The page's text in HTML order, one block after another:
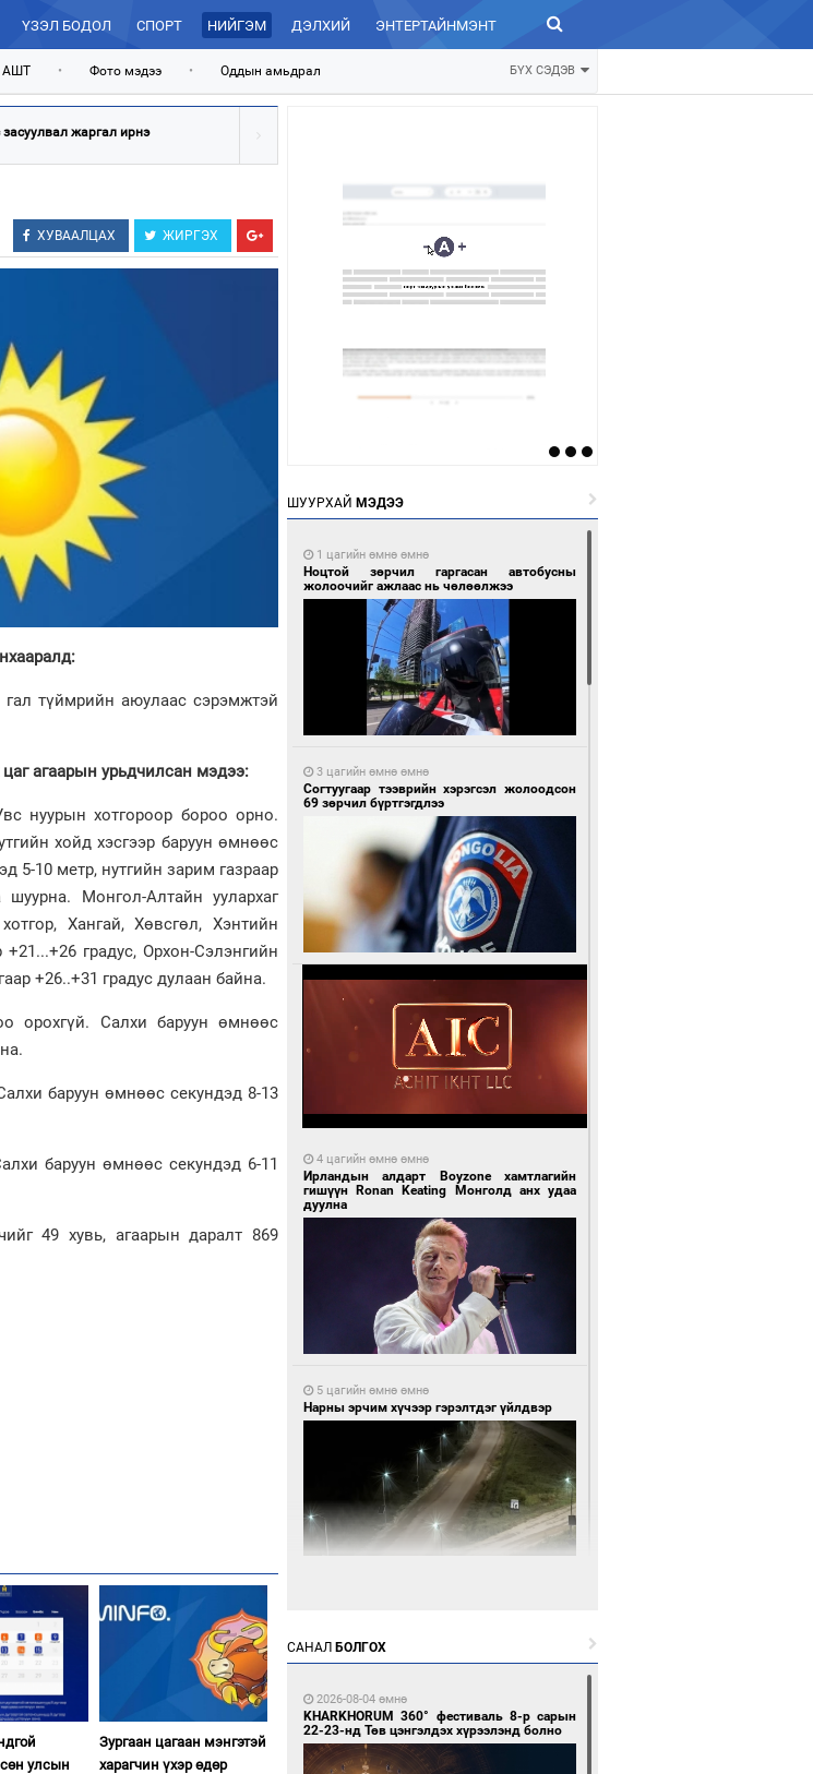
ҮЗЭЛ БОДОЛ СПОРТ НИЙГЭМ ДЭЛХИЙ ЭНТЕРТАЙНМЭНТ ЗУРХАЙ
АШТ • Фото мэдээ • Оддын амьдрал БҮХ СЭДЭВ
засуулвал жаргал ирнэ
ХУВААЛЦАХ ЖИРГЭХ
гал түймрийн аюулаас сэрэмжтэй
цаг агаарын урьдчилсан мэдээ:
нуурын хотгороор бороо орно.
хойд хэсгээр баруун өмнөөс
5-10 метр, нутгийн зарим газраар
Монгол-Алтайн уулархаг
Хангай, Хөвсгөл, Хэнтийн
градус, Орхон-Сэлэнгийн
+26..+31 градус дулаан байна.
орохгүй. Салхи баруун өмнөөс
баруун өмнөөс секундэд 8-13
баруун өмнөөс секундэд 6-11
49 хувь, агаарын даралт 869
улсын
Зургаан цагаан мэнгэтэй
харагчин үхэр өдөр
ШУУРХАЙ МЭДЭЭ
1 цагийн өмнө өмнө
Ноцтой зөрчил гаргасан автобусны
жолоочийг ажлаас нь чөлөөлжээ
3 цагийн өмнө өмнө
Согтуугаар тээврийн хэрэгсэл жолоодсон
69 зөрчил бүртгэгдлээ
4 цагийн өмнө өмнө
Ирландын алдарт Boyzone хамтлагийн
гишүүн Ronan Keating Монголд анх удаа
дуулна
5 цагийн өмнө өмнө
Нарны эрчим хүчээр гэрэлтдэг үйлдвэр
САНАЛ БОЛГОХ
2026-08-04 өмнө
KHARKHORUM 360° фестиваль 8-р сарын
22-23-нд Төв цэнгэлдэх хүрээлэнд болно